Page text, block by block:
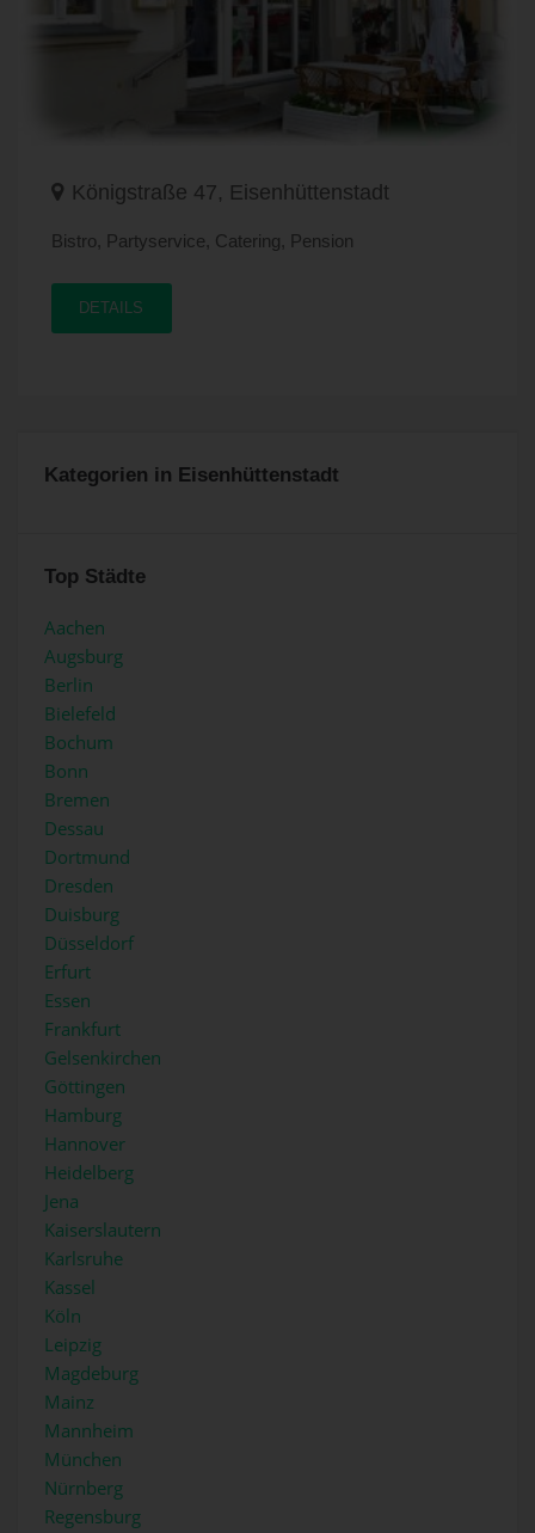
Königstraße 47, Eisenhüttenstadt
Bistro, Partyservice, Catering, Pension
DETAILS
Kategorien in Eisenhüttenstadt
Top Städte
Aachen
Augsburg
Berlin
Bielefeld
Bochum
Bonn
Bremen
Dessau
Dortmund
Dresden
Duisburg
Düsseldorf
Erfurt
Essen
Frankfurt
Gelsenkirchen
Göttingen
Hamburg
Hannover
Heidelberg
Jena
Kaiserslautern
Karlsruhe
Kassel
Köln
Leipzig
Magdeburg
Mainz
Mannheim
München
Nürnberg
Regensburg